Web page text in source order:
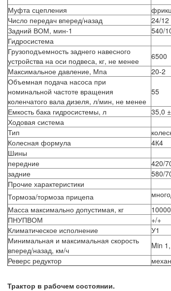
Муфта сцепления
Число передач вперед/назад
24/12
Задний ВОМ, мин-1
540/
Гидросистема
Грузоподъемность заднего навесного
устройства на оси подвеса, кг, не менее
6500
Максимальное давление, Мпа
20-2
Объемная подача насоса при
номинальной частоте вращения
коленчатого вала дизеля, л/мин, не менее
55
Емкость бака гидросистемы, л
35,0
Ходовая система
Тип
Колесная формула
4К4
Шины
передние
420/
задние
580/
Прочие характеристики
Тормоза/тормоза прицепа
Масса максимально допустимая, кг
10000
ПНУПВОМ
+/+
Климатическое исполнение
У1
Минимальная и максимальная скорость
вперед/назад, км/ч
Min
Реверс редуктор
Трактор в рабочем состоянии.